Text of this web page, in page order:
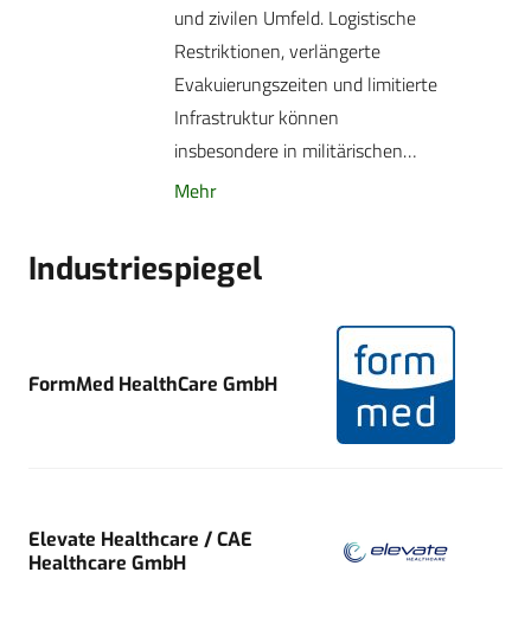
und zivilen Umfeld. Logistische
Restriktionen, verlängerte
Evakuierungszeiten und limitierte
Infrastruktur können
insbesondere in militärischen…
Mehr
Industriespiegel
FormMed HealthCare GmbH
Elevate Healthcare / CAE
Healthcare GmbH